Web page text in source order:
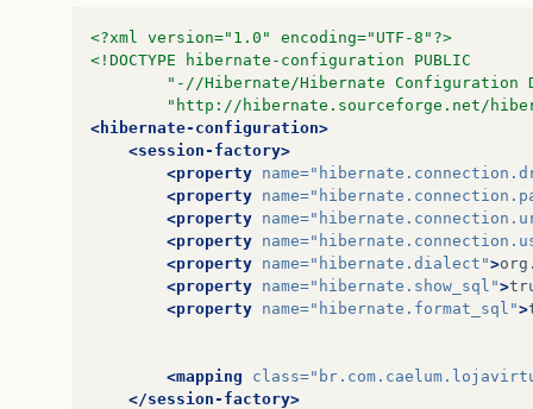
List<Usuario > lista = dao listaTudo
for
(Usuario usuario : lista)
{
System.out.println( usuario.
}
session. close();
}
<?xml version="1.0" encoding="UTF-8"?>
<!DOCTYPE hibernate-configuration PUBLIC
"-//Hibernate/Hibernate Configuration
"http://hibernate.sourceforge.net/
<hibernate-configuration>
<session-factory>
<property name=
<property name=
<property name=
<property name=
<property name="hibernate.dialect">
<property name="hibernate.show_sql">
<property name="hibernate.format_sql">
<mapping class=
</session-factory>